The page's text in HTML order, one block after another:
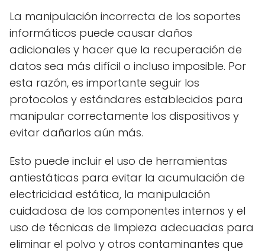
La manipulación incorrecta de los soportes
informáticos puede causar daños
adicionales y hacer que la recuperación de
datos sea más difícil o incluso imposible. Por
esta razón, es importante seguir los
protocolos y estándares establecidos para
manipular correctamente los dispositivos y
evitar dañarlos aún más.
Esto puede incluir el uso de herramientas
antiestáticas para evitar la acumulación de
electricidad estática, la manipulación
cuidadosa de los componentes internos y el
uso de técnicas de limpieza adecuadas para
eliminar el polvo y otros contaminantes que